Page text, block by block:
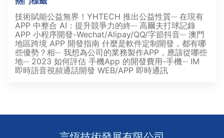
技術賦能公益無界！YHTECH 推出公益性質··· 在現有
APP 中整合 AI：提升競爭力的終··· 高爾夫打球記錄
APP 小程序開發-Wechat/Alipay/QQ/字節抖音··· 澳門
地區跨境 APP 開發指南 什麼是軟件定制開發，都有哪
些優勢？相··· 我想為公司的業務製作APP，應該從哪些
地··· 2023 如何評估 手機App 的開發費用-手機··· IM
即時語音視頻通話開發 WEB/APP 即時通訊